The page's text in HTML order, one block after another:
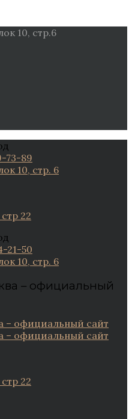
10, стр.6
73-89
10, стр. 6
22
21-50
10, стр. 6
– официальный
22